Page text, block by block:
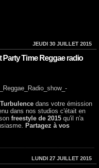
JEUDI 30 JUILLET 2015
Party Time Reggae radio
Turbulence dans votre émission
dans nos studios c'était en
freestyle de 2015 qu'il n'a
Partagez à vos
LUNDI 27 JUILLET 2015